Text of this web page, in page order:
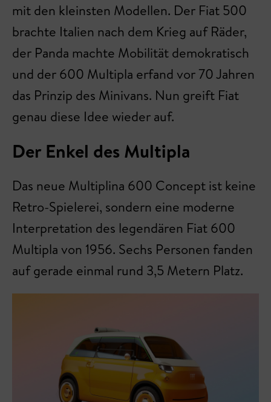
mit den kleinsten Modellen. Der Fiat 500
brachte Italien nach dem Krieg auf Räder,
der Panda machte Mobilität demokratisch
und der 600 Multipla erfand vor 70 Jahren
das Prinzip des Minivans. Nun greift Fiat
genau diese Idee wieder auf.
Der Enkel des Multipla
Das neue Multiplina 600 Concept ist keine
Retro-Spielerei, sondern eine moderne
Interpretation des legendären Fiat 600
Multipla von 1956. Sechs Personen fanden
auf gerade einmal rund 3,5 Metern Platz.